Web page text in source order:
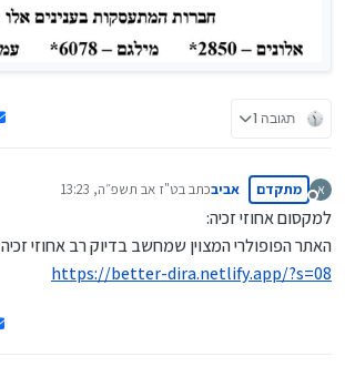
תגובה 1
א
מנותק
מתקדם אביבכתב בט"ז אב תשפ״ה, 13:23
נערך לאחרונה על ידי
למקסום אחוזי זכיה:
האתר הפופולרי המצוין שמחשב בדיוק רב אחוזי זכיה
https://better-dira.netlify.app/?s=08